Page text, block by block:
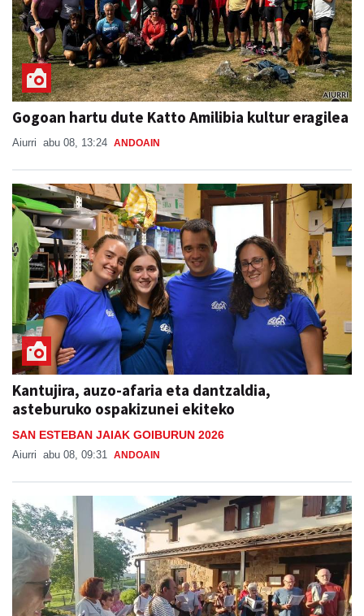
Gogoan hartu dute Katto Amilibia kultur eragilea
Aiurri abu 08, 13:24 ANDOAIN
Kantujira, auzo-afaria eta dantzaldia,
asteburuko ospakizunei ekiteko
SAN ESTEBAN JAIAK GOIBURUN 2026
Aiurri abu 08, 09:31 ANDOAIN